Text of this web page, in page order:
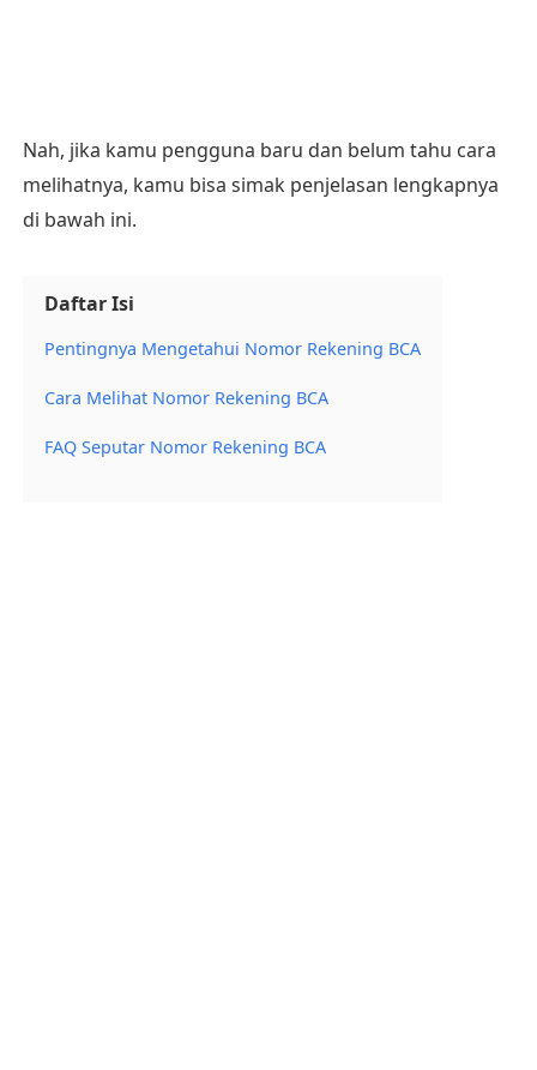
Nah, jika kamu pengguna baru dan belum tahu cara
melihatnya, kamu bisa simak penjelasan lengkapnya
di bawah ini.
Daftar Isi
Pentingnya Mengetahui Nomor Rekening BCA
Cara Melihat Nomor Rekening BCA
FAQ Seputar Nomor Rekening BCA